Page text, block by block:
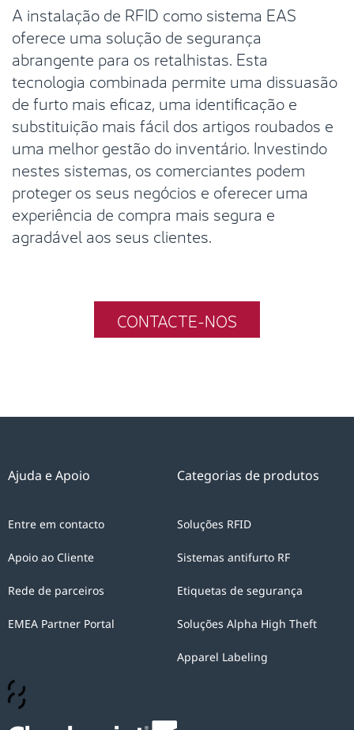
A instalação de RFID como sistema EAS
oferece uma solução de segurança
abrangente para os retalhistas. Esta
tecnologia combinada permite uma dissuasão
de furto mais eficaz, uma identificação e
substituição mais fácil dos artigos roubados e
uma melhor gestão do inventário. Investindo
nestes sistemas, os comerciantes podem
proteger os seus negócios e oferecer uma
experiência de compra mais segura e
agradável aos seus clientes.
CONTACTE-NOS
Categorias de produtos
Soluções RFID
Sistemas antifurto RF
Etiquetas de segurança
Soluções Alpha High Theft
Apparel Labeling
Ajuda e Apoio
Entre em contacto
Apoio ao Cliente
Rede de parceiros
EMEA Partner Portal